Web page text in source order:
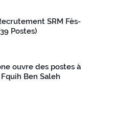
SRM Fès-
Postes)
ouvre des postes à
Ben Saleh